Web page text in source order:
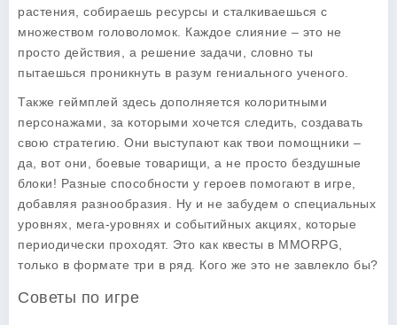
растения, собираешь ресурсы и сталкиваешься с
множеством головоломок. Каждое слияние – это не
просто действия, а решение задачи, словно ты
пытаешься проникнуть в разум гениального ученого.
Также геймплей здесь дополняется колоритными
персонажами, за которыми хочется следить, создавать
свою стратегию. Они выступают как твои помощники –
да, вот они, боевые товарищи, а не просто бездушные
блоки! Разные способности у героев помогают в игре,
добавляя разнообразия. Ну и не забудем о специальных
уровнях, мега-уровнях и событийных акциях, которые
периодически проходят. Это как квесты в MMORPG,
только в формате три в ряд. Кого же это не завлекло бы?
Советы по игре